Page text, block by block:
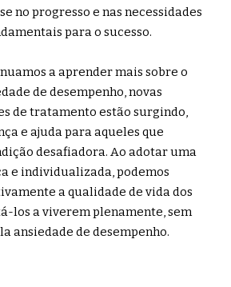
no progresso e nas necessidades
para o sucesso.
a aprender mais sobre o
de desempenho, novas
de tratamento estão surgindo,
e ajuda para aqueles que
desafiadora. Ao adotar uma
e individualizada, podemos
a qualidade de vida dos
los a viverem plenamente, sem
ansiedade de desempenho.